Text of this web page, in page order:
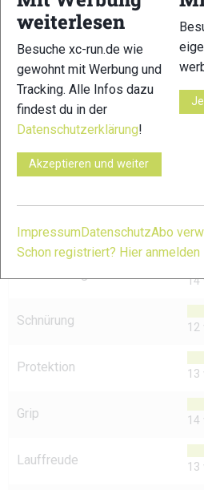
Empf. Verkaufspreis:
Vergleichbare
Scott Supertrac RC Ultra
Salomon S/LAB Ultra 2
TESTERGEBNIS
14
Schnürung 12
Protektion 13
Grip 14
Lauffreude 13
weiterlesen
Besuche xc-run.de wie
gewohnt mit Werbung und
Tracking. Alle Infos dazu
findest du in der
Datenschutzerklärung!
Akzeptieren und weiter
Impressum DatenschutzAbo
Schon registriert? Hier anmelden